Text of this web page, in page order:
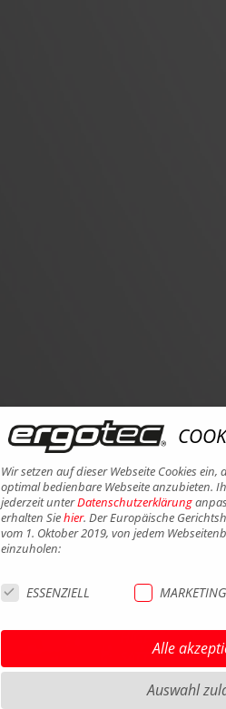
HIGHLIGHTS MTB
HIGHLIGHTS
SATTELSTÜTZEN
HIGHLIGHTS
Wir setzen auf dieser Webseite Cookies
optimal bedienbare Webseite anzubieten.
jederzeit unterDatenschutzerklärung
erhalten Siehier. Der Europäische
vom 1. Oktober 2019, von jedem
einzuholen:
ESSENZIELL MARKETING
Alle
Auswahl